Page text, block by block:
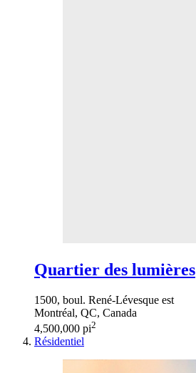
Quartier des lumières
1500, boul. René-Lévesque est
Montréal, QC, Canada
4,500,000 pi2
Résidentiel